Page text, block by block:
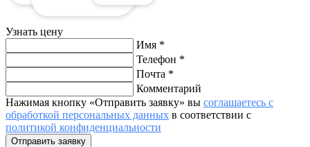
Узнать цену
Имя *
Телефон *
Почта *
Комментарий
Нажимая кнопку «Отправить заявку» вы соглашаетесь с
обработкой персональных данных в соответствии с
политикой конфиденциальности